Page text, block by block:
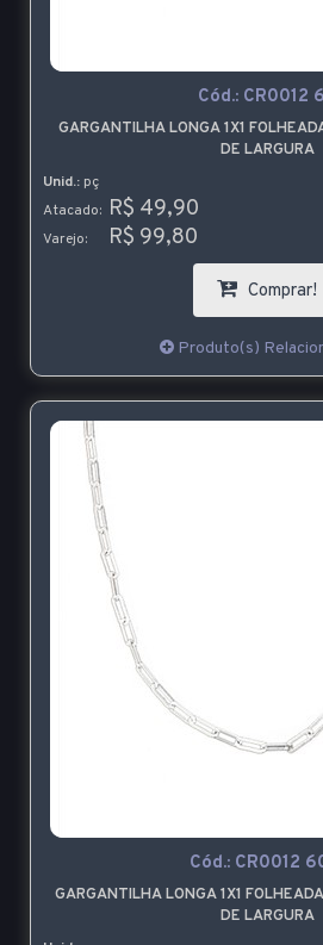
Cód.: CR0012
GARGANTILHA LONGA 1X1
DE LARGURA
Unid.: pç
Atacado: R$ 49,90
Varejo: R$ 99,80
Comprar!
Produto(s)
Cód.: CR0012
GARGANTILHA LONGA 1X1
DE LARGURA